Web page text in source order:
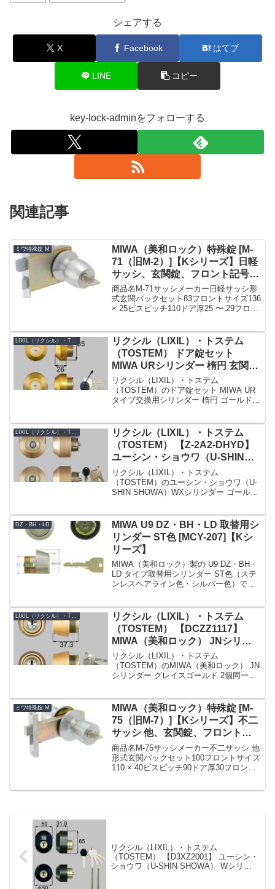
シェアする
X Facebook はてブ
LINE コピー
key-lock-adminをフォローする
関連記事
ミワ特殊錠 M
MIWA（美和ロック）特殊錠 [M-
71（旧M-2）]【Kシリーズ】日軽
サッシ、玄関錠、フロント記号
HMSP
商品名M-71サッシメーカー日軽サッシ形
式玄関バックセット83フロントサイズ136
× 25ビスピッチ110ドア厚25 〜 29フロン
MIWA☆M-71...
LIXIL（リクシル）・TOSTEM（トステム）
リクシル（LIXIL）・トステム
（TOSTEM） ドア錠セット
MIWA URシリンダー 楕円 玄関ド
ア用 ゴールド 2個同一
[DRZZ1003]
リクシル（LIXIL）・トステム
（TOSTEM）のドア錠セット MIWA UR
タイプ交換用シリンダー 楕円 ゴールド 2
ダーの色ゴールド(鍵穴上部のロゴマー...
LIXIL（リクシル）・TOSTEM（トステム）
リクシル（LIXIL）・トステム
（TOSTEM） 【Z-2A2-DHYD】
ユーシン・ショウワ（U-SHIN
SHOWA）WXシリンダー 玄関ド
ア用 ゴールド 2個同一
リクシル（LIXIL）・トステム
（TOSTEM）のユーシン・ショウワ（U-
SHIN SHOWA）WXシリンダー ゴールド
リンダーの色ゴールドセット内...
DZ・BH・LD
MIWA U9 DZ・BH・LD 取替用シ
リンダー ST色 [MCY-207]【Kシ
リーズ】
MIWA（美和ロック）製の U9 DZ・BH・
LD タイプ取替用シリンダー ST色（ステ
ンレスヘアライン色・シルバー色）で
3...
LIXIL（リクシル）・TOSTEM（トステム）
リクシル（LIXIL）・トステム
（TOSTEM） 【DCZZ1117】
MIWA（美和ロック） JNシリン
ダー 玄関ドア用 グレイスゴール
ド 2個同一
リクシル（LIXIL）・トステム
（TOSTEM）のMIWA（美和ロック） JN
シリンダー グレイスゴールド 2個同一
レイスゴールドセット内容本体×2、キ...
ミワ特殊錠 M
MIWA（美和ロック）特殊錠 [M-
75（旧M-7）]【Kシリーズ】不二
サッシ 他、玄関錠、フロント記
号 145SP
商品名M-75サッシメーカー不二サッシ 他
形式玄関バックセット100フロントサイズ
110 × 40ビスピッチ90ドア厚30フロント
リクシル（LIXIL）・トステム
（TOSTEM） 【D3XZ2001】 ユーシン・
ショウワ（U-SHIN SHOWA） Wシリン